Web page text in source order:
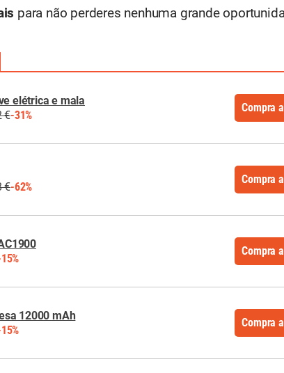
para não perderes nenhuma grande
elétrica e mala
€-31%
Compra
€-62%
Compra
Compra
12000 mAh
Compra